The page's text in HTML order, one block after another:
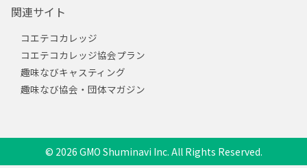
関連サイト
コエテコカレッジ
コエテコカレッジ協会プラン
趣味なびキャスティング
趣味なび協会・団体マガジン
© 2026 GMO Shuminavi Inc. All Rights Reserved.